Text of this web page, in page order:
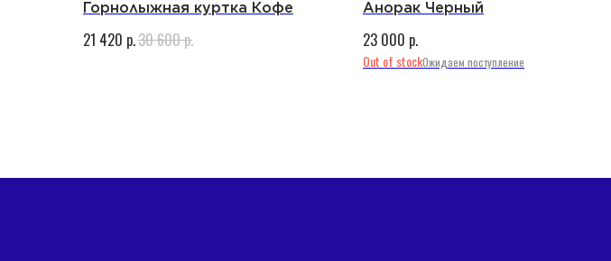
Горнолыжная куртка Кофе
21 420 p.30 600p.
Анорак Черный
23 000 p.
Out of stock